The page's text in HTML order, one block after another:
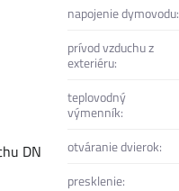
DN
napojenie dymovodu:
prívod vzduchu z
exteriéru:
teplovodný
výmenník:
otváranie dvierok:
presklenie: